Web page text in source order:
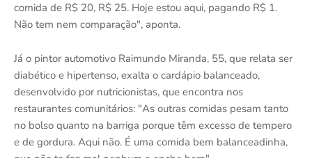
comida de R$ 20, R$ 25. Hoje estou aqui, pagando R$ 1.
Não tem nem comparação", aponta.
Já o pintor automotivo Raimundo Miranda, 55, que relata ser
diabético e hipertenso, exalta o cardápio balanceado,
desenvolvido por nutricionistas, que encontra nos
restaurantes comunitários: "As outras comidas pesam tanto
no bolso quanto na barriga porque têm excesso de tempero
e de gordura. Aqui não. É uma comida bem balanceadinha,